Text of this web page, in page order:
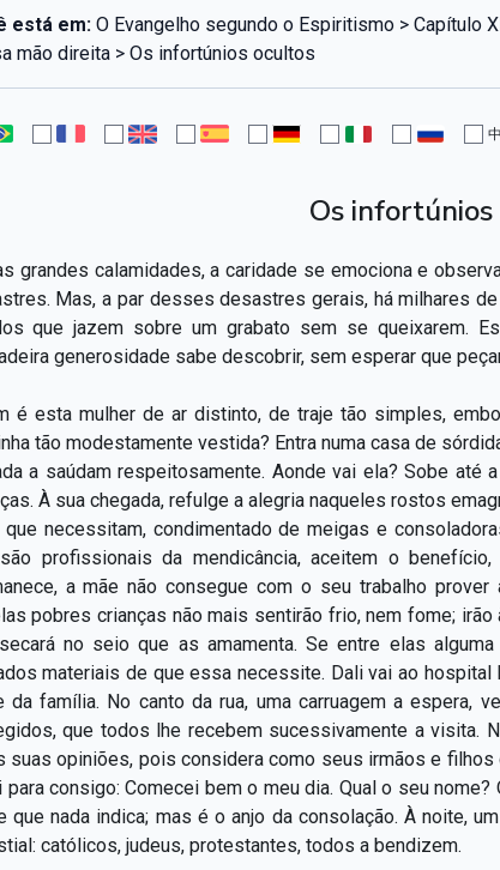
está em:O Evangelho segundo o Espiritismo > Capítulo
mão direita > Os infortúnios ocultos
Os
grandes calamidades, a caridade se emociona e
Mas, a par desses desastres gerais, há milhares
que jazem sobre um grabato sem se queixarem.
generosidade sabe descobrir, sem esperar que
é esta mulher de ar distinto, de traje tão simples,
tão modestamente vestida? Entra numa casa de
a saúdam respeitosamente. Aonde vai ela? Sobe até
À sua chegada, refulge a alegria naqueles rostos
necessitam, condimentado de meigas e
profissionais da mendicância, aceitem o
a mãe não consegue com o seu trabalho
pobres crianças não mais sentirão frio, nem fome;
no seio que as amamenta. Se entre elas
materiais de que essa necessite. Dali vai ao
da família. No canto da rua, uma carruagem a espera,
que todos lhe recebem sucessivamente a visita.
suas opiniões, pois considera como seus irmãos e
para consigo: Comecei bem o meu dia. Qual o seu
que nada indica; mas é o anjo da consolação. À noite,
católicos, judeus, protestantes, todos a bendizem.